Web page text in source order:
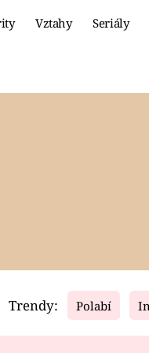
Vztahy Seriály
Video
Trendy: Polabí